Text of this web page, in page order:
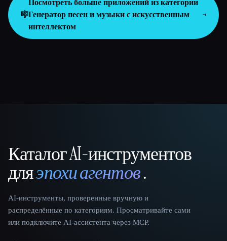
🎼
Посмотреть больше приложений из категории
Генератор песен и музыки с искусственным
интеллектом
That AI Collection
Каталог AI-инструментов
дляэпохи агентов.
AI-инструменты, проверенные вручную и
распределённые по категориям. Просматривайте сами
или подключите AI-ассистента через MCP.